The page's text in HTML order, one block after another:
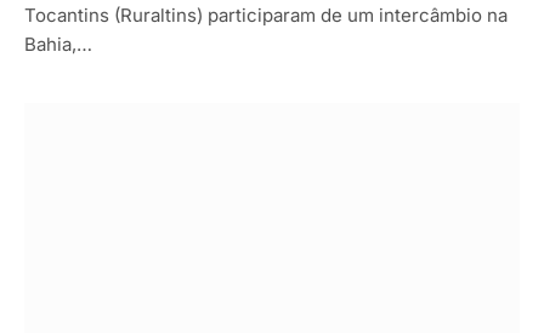
Tocantins (Ruraltins) participaram de um intercâmbio na
Bahia,…